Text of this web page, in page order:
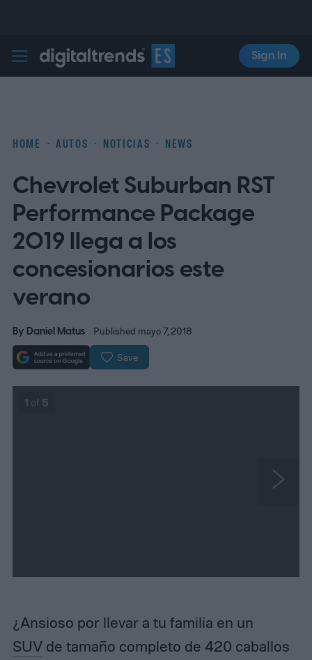
Digital Trends Español
Sign In
HOME AUTOS NOTICIAS NEWS
Chevrolet Suburban RST
Performance Package
2019 llega a los
concesionarios este
verano
By Daniel Matus Published mayo 7, 2018
Save
1 of 5
¿Ansioso por llevar a tu familia en un
SUVde tamaño completo de 420 caballos